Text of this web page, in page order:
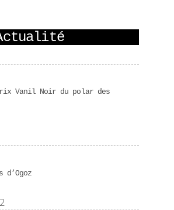
Vanil Noir du polar des
d’Ogoz